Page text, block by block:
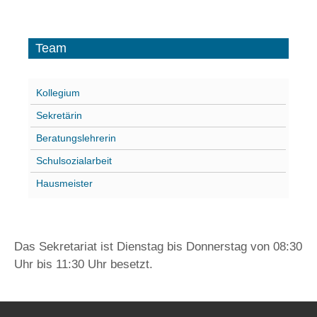
Team
Kollegium
Sekretärin
Beratungslehrerin
Schulsozialarbeit
Hausmeister
Das Sekretariat ist Dienstag bis Donnerstag von 08:30
Uhr bis 11:30 Uhr besetzt.